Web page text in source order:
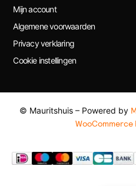
Mijn account
Algemene voorwaarden
Privacy verklaring
Cookie instellingen
© Mauritshuis – Powered by
WooCommerce